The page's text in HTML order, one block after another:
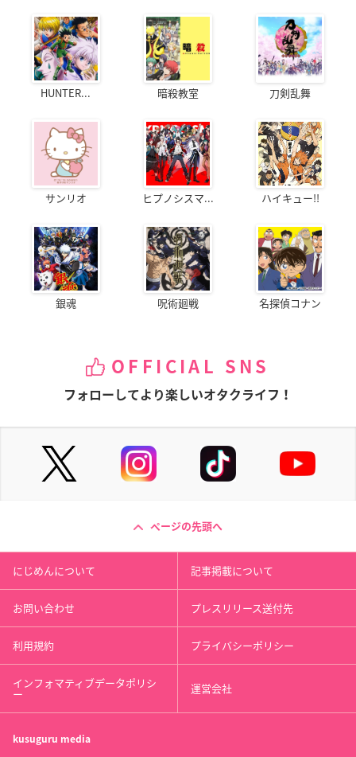
HUNTER... 暗殺教室 刀剣乱舞
サンリオ ヒプノシスマ... ハイキュー!!
銀魂 呪術廻戦 名探偵コナン
OFFICIAL SNS
フォローしてより楽しいオタクライフ！
ページの先頭へ
にじめんについて 記事掲載について
お問い合わせ プレスリリース送付先
利用規約 プライバシーポリシー
インフォマティブデータポリシ
ー 運営会社
kusuguru media